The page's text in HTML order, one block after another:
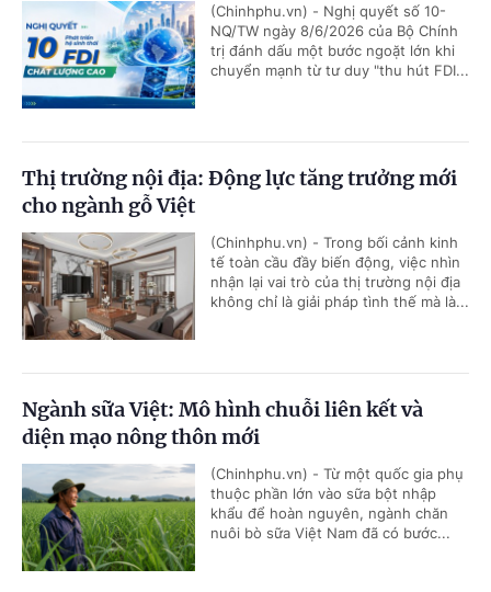
(Chinhphu.vn) - Nghị quyết số 10-
NQ/TW ngày 8/6/2026 của Bộ Chính
trị đánh dấu một bước ngoặt lớn khi
chuyển mạnh từ tư duy "thu hút FDI...
Thị trường nội địa: Động lực tăng trưởng mới
cho ngành gỗ Việt
(Chinhphu.vn) - Trong bối cảnh kinh
tế toàn cầu đầy biến động, việc nhìn
nhận lại vai trò của thị trường nội địa
không chỉ là giải pháp tình thế mà là...
Ngành sữa Việt: Mô hình chuỗi liên kết và
diện mạo nông thôn mới
(Chinhphu.vn) - Từ một quốc gia phụ
thuộc phần lớn vào sữa bột nhập
khẩu để hoàn nguyên, ngành chăn
nuôi bò sữa Việt Nam đã có bước...